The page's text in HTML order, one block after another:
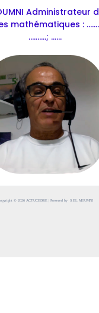
Administrateur
:
..........; ......
© 2026 ACTUCEDRE | Powered by S.EL MOUMNI